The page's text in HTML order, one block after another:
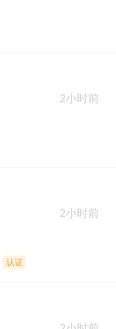
2小时前
2小时前
认证